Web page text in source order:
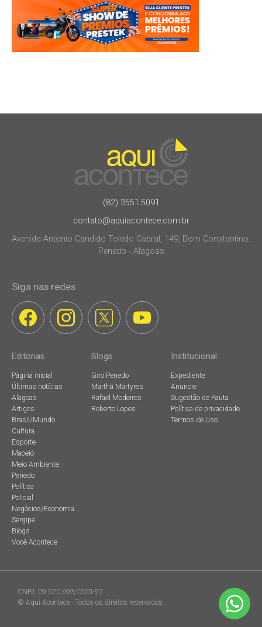
(82) 3551.5091
contato@aquiacontece.com.br
Avenida Antonio Candido Toledo Cabral, 149, Dom Constantino.
Penedo - Alagoas
Siga nas redes
Editorias
Página inicial
Últimas notícias
Alagoas
Artigos
Brasil/Mundo
Cultura
Esporte
Maceió
Meio Ambiente
Penedo
Política
Policial
Negócios/Economia
Sergipe
Blogs
Você Acontece
Blogs
Giro Penedo
Martha Martyres
Rafael Medeiros
Roberto Lopes
Institucional
Expediente
Anuncie
Sugestão de Pauta
Política de privacidade
Termos de Uso
CNPJ: 09.570.693/0001-22
© Aqui Acontece - Todos os direitos reservados